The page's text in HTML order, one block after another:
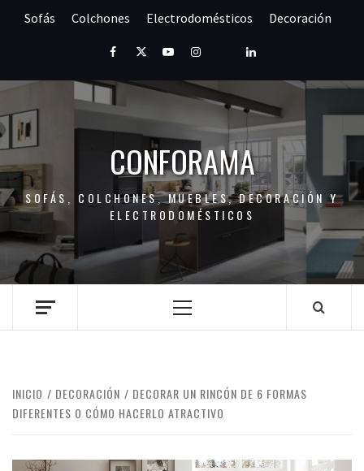
Sofás Colchones Electrodomésticos Decoración
FacebookTwitterYoutubeInstagramPinterestLinkedIn
CONFORAMA
SOFÁS, COLCHONES, MUEBLES, DECORACIÓN Y
ELECTRODOMÉSTICOS
Menú
INICIO DECORACIÓN
DECORAR UN RINCÓN DE 6 FORMAS
DIFERENTES O CÓMO HACERLO ATRACTIVO